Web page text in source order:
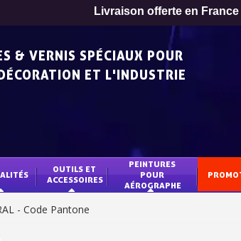
Livraison offerte en
& VERNIS SPÉCIAUX POUR
ET L'INDUSTRIE
OUTILS ET
ACCESSOIRES
PEINTURES
POUR
AÉROGRAPHE
- Code Pantone